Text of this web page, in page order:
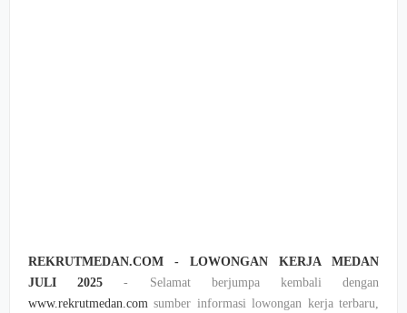
REKRUTMEDAN.COM - LOWONGAN KERJA MEDAN
JULI 2025 - Selamat berjumpa kembali dengan
www.rekrutmedan.com sumber informasi lowongan kerja terbaru,